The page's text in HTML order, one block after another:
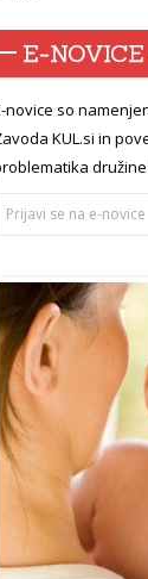
E-NOVICE
novice so
KUL.si in